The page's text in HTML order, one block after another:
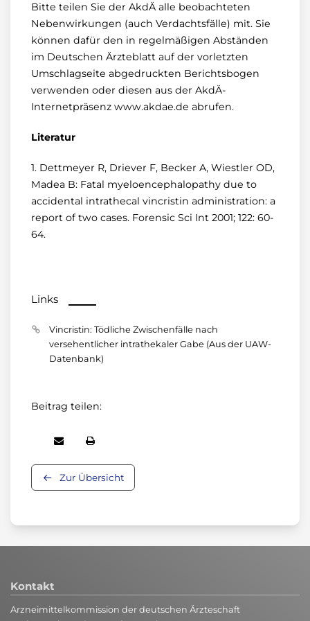
Bitte teilen Sie der AkdÄ alle beobachteten
Nebenwirkungen (auch Verdachtsfälle) mit. Sie
können dafür den in regelmäßigen Abständen
im Deutschen Ärzteblatt auf der vorletzten
Umschlagseite abgedruckten Berichtsbogen
verwenden oder diesen aus der AkdÄ-
Internetpräsenz www.akdae.de abrufen.
Literatur
1. Dettmeyer R, Driever F, Becker A, Wiestler OD,
Madea B: Fatal myeloencephalopathy due to
accidental intrathecal vincristin administration: a
report of two cases. Forensic Sci Int 2001; 122: 60-
64.
Links
Vincristin: Tödliche Zwischenfälle nach
versehentlicher intrathekaler Gabe (Aus der UAW-
Datenbank)
Beitrag teilen:
Zur Übersicht
Kontakt
Arzneimittelkommission der deutschen Ärzteschaft